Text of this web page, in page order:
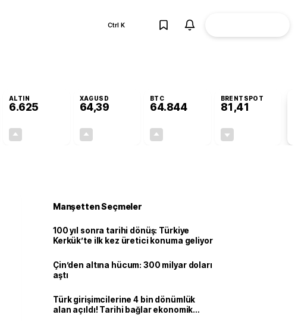
Ctrl K
ALTIN
6.625
XAGUSD
64,39
BTC
64.844
BRENTSPOT
81,41
Manşetten Seçmeler
100 yıl sonra tarihi dönüş: Türkiye
Kerkük’te ilk kez üretici konuma geliyor
Çin’den altına hücum: 300 milyar doları
aştı
Türk girişimcilerine 4 bin dönümlük
alan açıldı! Tarihi bağlar ekonomik